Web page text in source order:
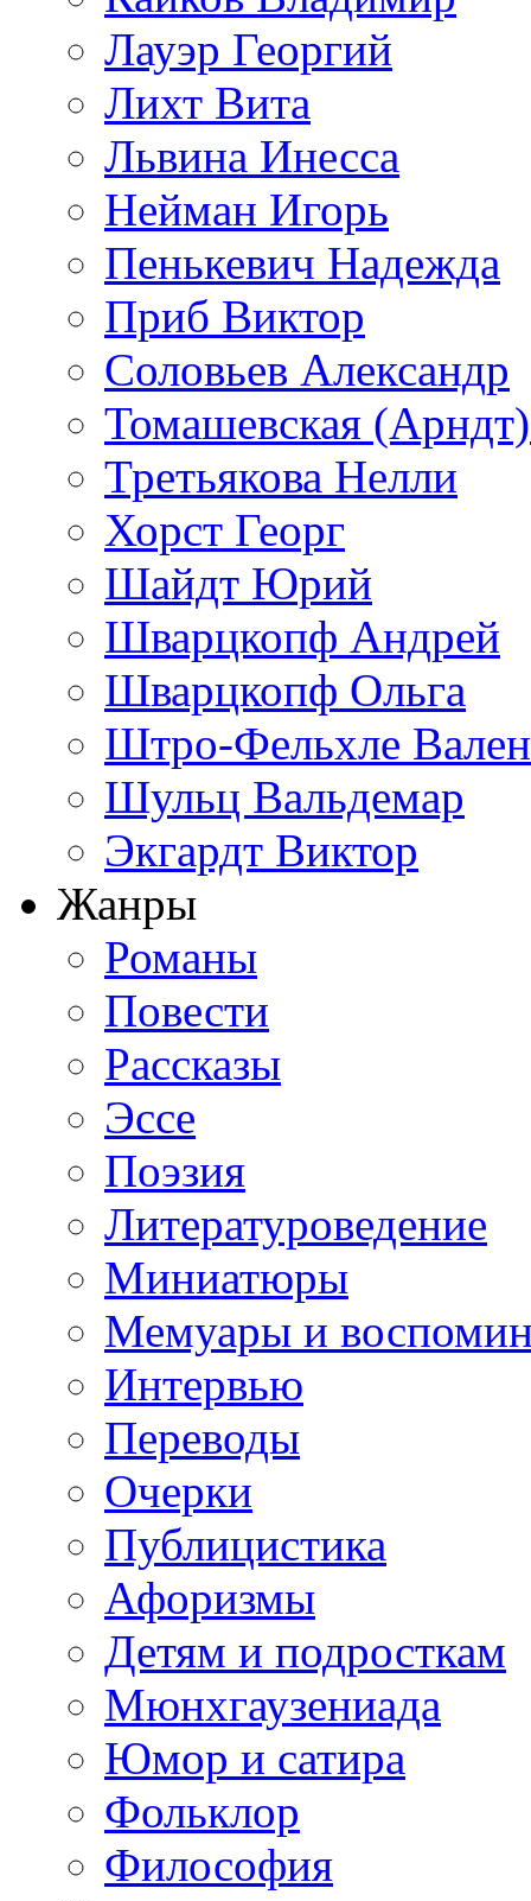
Лауэр Георгий
Лихт Вита
Львина Инесса
Нейман Игорь
Пенькевич Надежда
Приб Виктор
Соловьев Александр
Томашевская
Третьякова Нелли
Хорст Георг
Шайдт Юрий
Шварцкопф Андрей
Шварцкопф Ольга
Штро-Фельхле
Шульц Вальдемар
Экгардт Виктор
Жанры
Романы
Повести
Рассказы
Эссе
Поэзия
Литературоведение
Миниатюры
Мемуары и
Интервью
Переводы
Очерки
Публицистика
Афоризмы
Детям и подросткам
Мюнхгаузениада
Юмор и сатира
Фольклор
Философия